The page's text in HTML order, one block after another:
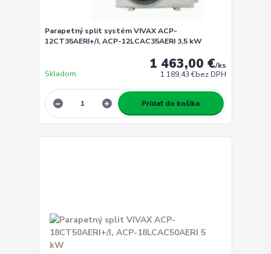
Parapetný split systém VIVAX ACP-
12CT35AERI+/I, ACP-12LCAC35AERI 3,5 kW
1 463,00 €/ks
1 189,43 €bez DPH
Skladom
Pridať do košíka